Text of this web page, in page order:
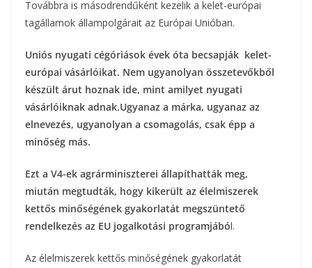
e
o
o
k
t
e
r
e
i
s
a
e
Továbbra is másodrendűként kezelik a kelet-európai
tagállamok állampolgárait az Európai Unióban.
Uniós nyugati cégóriások évek óta becsapják kelet-
európai vásárlóikat. Nem ugyanolyan összetevőkből
készült árut hoznak ide, mint amilyet nyugati
vásárlóiknak adnak.Ugyanaz a márka, ugyanaz az
elnevezés, ugyanolyan a csomagolás, csak épp a
minőség más.
Ezt a V4-ek agrárminiszterei állapíthatták meg,
miután megtudták, hogy kikerült az élelmiszerek
kettős minőségének gyakorlatát megszüntető
rendelkezés az EU jogalkotási programjából.
Az élelmiszerek kettős minőségének gyakorlatát